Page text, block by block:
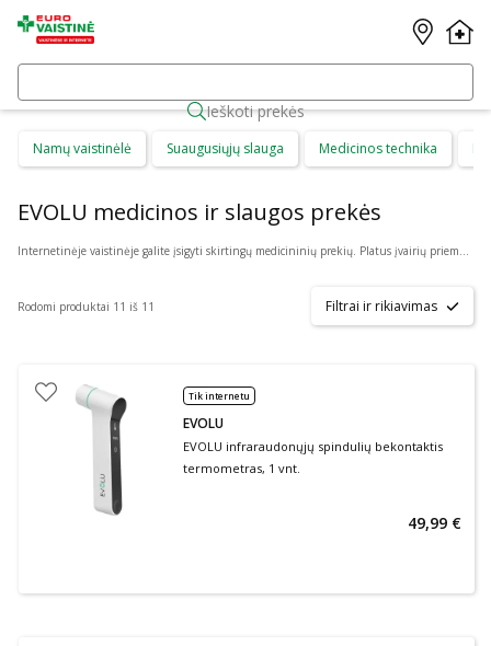
Ieškoti prekės
Namų vaistinėlė Suaugusiųjų slauga Medicinos technika
EVOLU medicinos ir slaugos prekės
Internetinėje vaistinėje galite įsigyti skirtingų medicininių prekių. Platus įvairių priemonių ir technikos pasirinkimas leis visiems pirkėjams lengviau rasti tai, ko jie ieško. Šioje prekių kategorijoje yra daugybė skirtingų medicinos priemonių ir priedų, pradedant specialiais kremais ir pleistrais, baigiant kapsulėmis ar drėkinančiais akių lašais. Jeigu jums sunku apsispręsti, kurie produktai būtų geriausias ar tinkamiausias pasirinkimas, mūsų konsultantai gali jums patarti nuotoliniu būdu: internetu aktyviame pokalbio lange, el. paštu ar telefonu.
Rodomi produktai 11 iš 11 Filtrai ir rikiavimas
Tik internetu
EVOLU
EVOLU infraraudonųjų spindulių bekontaktis
termometras, 1 vnt.
49,99 €